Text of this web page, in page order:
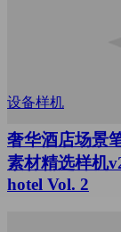
设备样机
奢华酒店场景
素材精选样机
hotel Vol. 2